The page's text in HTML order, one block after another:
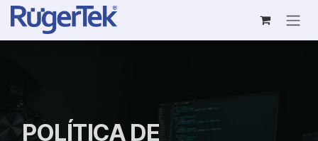
Ir al contenido
POLÍTICA DE